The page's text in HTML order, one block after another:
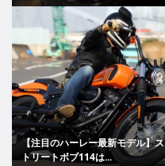
【注目のハーレー最新モデル】ス
トリートボブ114は...